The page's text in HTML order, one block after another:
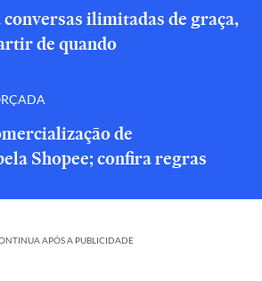
ilimitadas de graça,
de quando
de
Shopee; confira regras
APÓS A PUBLICIDADE